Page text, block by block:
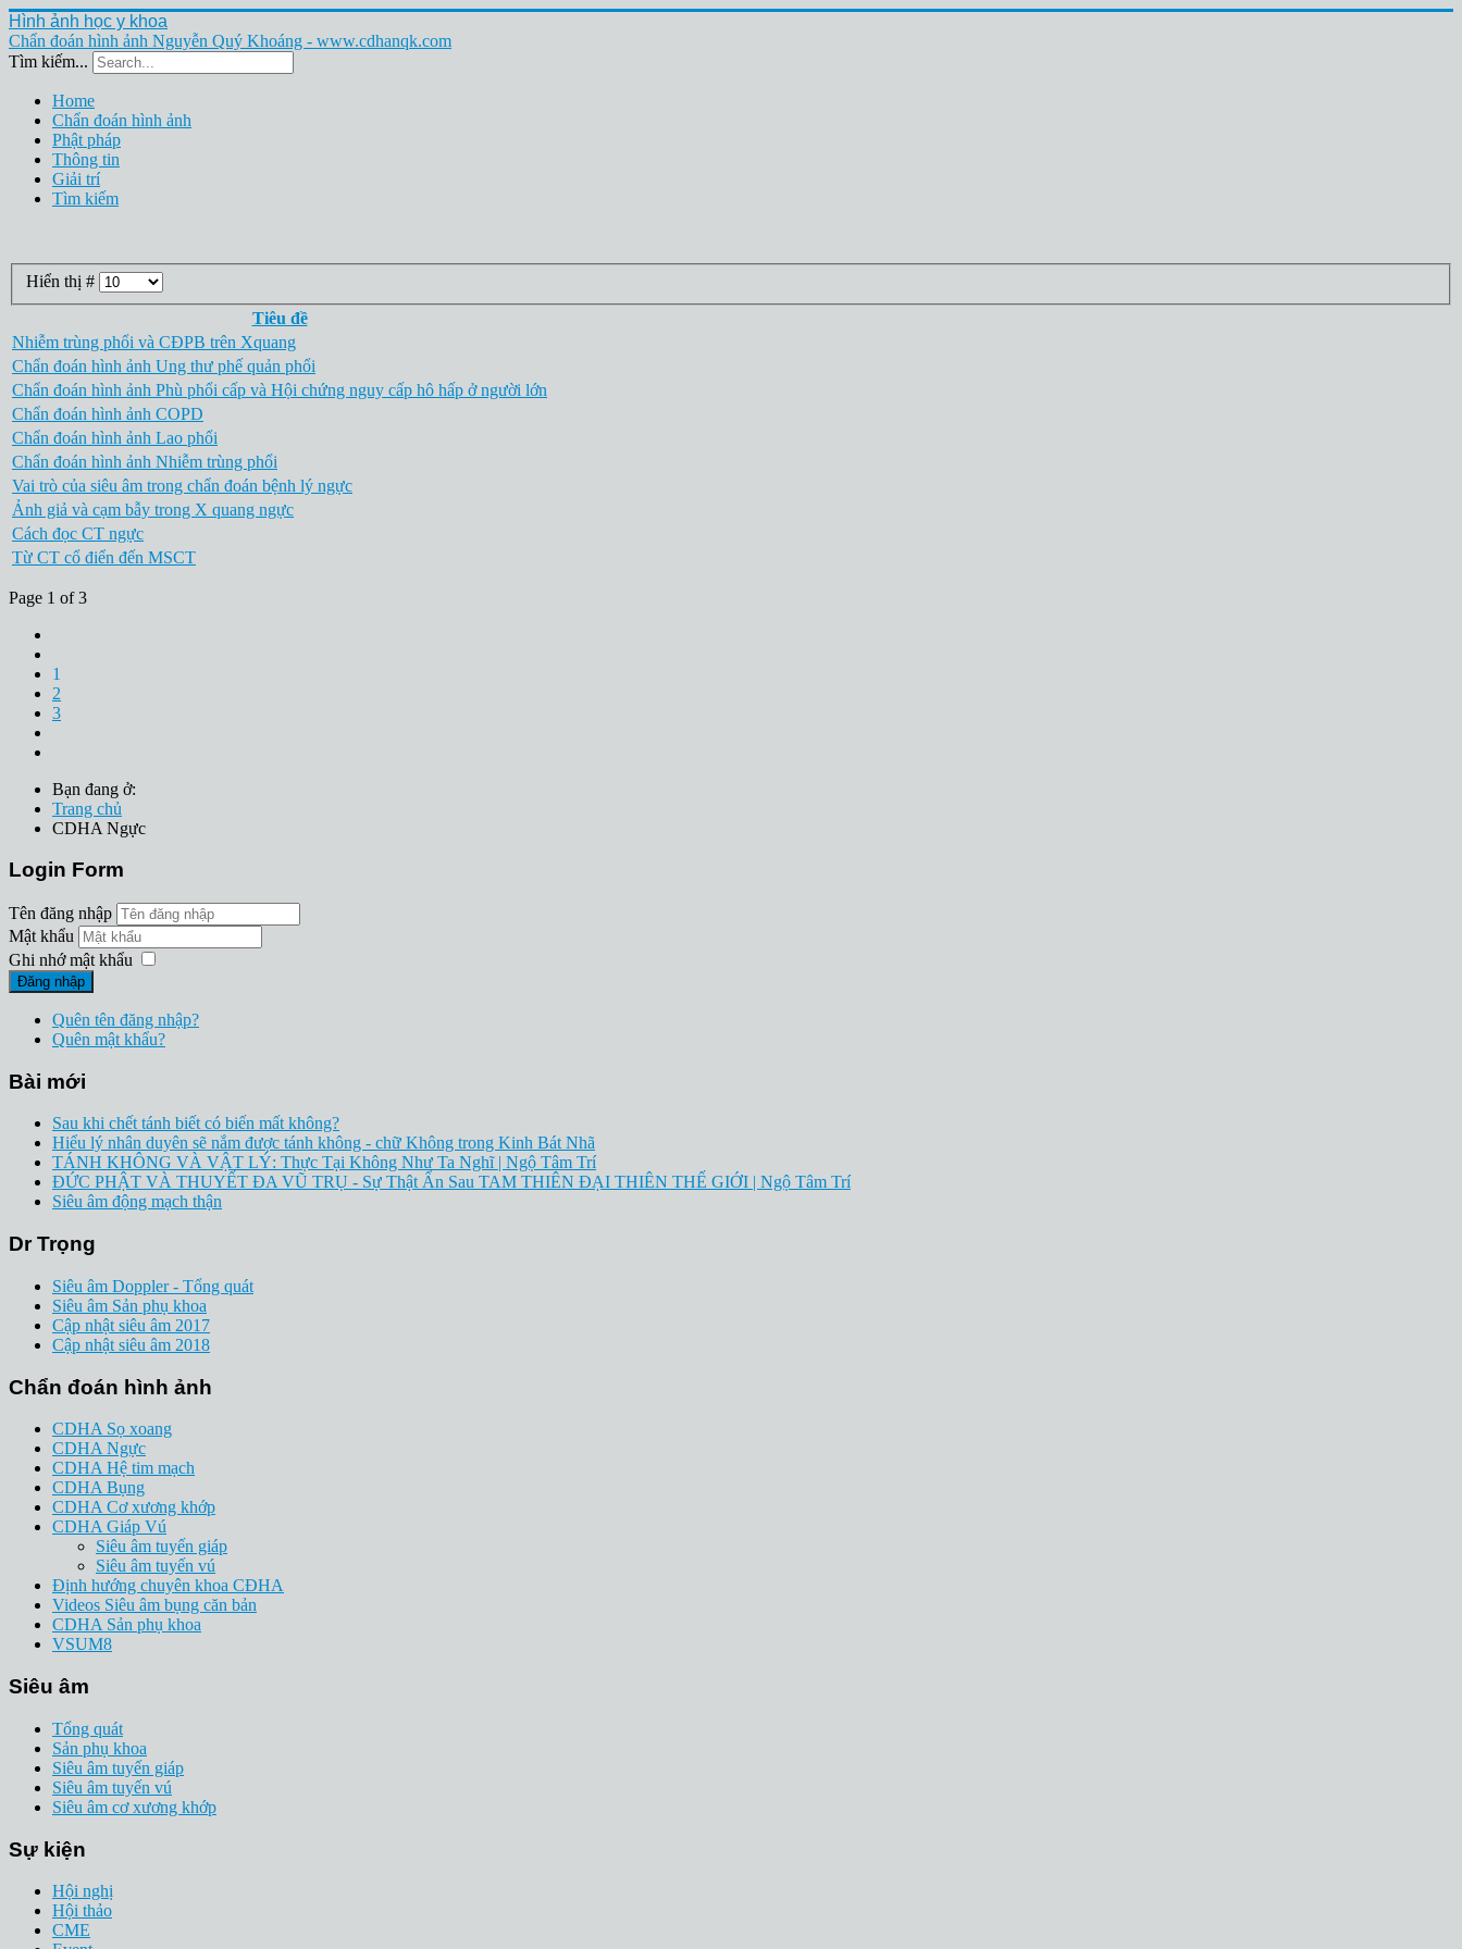
Hình ảnh học y khoa
Chẩn đoán hình ảnh Nguyễn Quý Khoáng - www.cdhanqk.com
Tìm kiếm...
Home
Chẩn đoán hình ảnh
Phật pháp
Thông tin
Giải trí
Tìm kiếm
Hiển thị #
Tiêu đề
Nhiễm trùng phổi và CĐPB trên Xquang
Chẩn đoán hình ảnh Ung thư phế quản phổi
Chẩn đoán hình ảnh Phù phổi cấp và Hội chứng nguy cấp hô hấp ở người lớn
Chẩn đoán hình ảnh COPD
Chẩn đoán hình ảnh Lao phổi
Chẩn đoán hình ảnh Nhiễm trùng phổi
Vai trò của siêu âm trong chẩn đoán bệnh lý ngực
Ảnh giả và cạm bẫy trong X quang ngực
Cách đọc CT ngực
Từ CT cổ điển đến MSCT
Page 1 of 3
1
2
3
Bạn đang ở:
Trang chủ
CDHA Ngực
Login Form
Tên đăng nhập
Mật khẩu
Ghi nhớ mật khẩu
Đăng nhập
Quên tên đăng nhập?
Quên mật khẩu?
Bài mới
Sau khi chết tánh biết có biến mất không?
Hiểu lý nhân duyên sẽ nắm được tánh không - chữ Không trong Kinh Bát Nhã
TÁNH KHÔNG VÀ VẬT LÝ: Thực Tại Không Như Ta Nghĩ | Ngộ Tâm Trí
ĐỨC PHẬT VÀ THUYẾT ĐA VŨ TRỤ - Sự Thật Ẩn Sau TAM THIÊN ĐẠI THIÊN THẾ GIỚI | Ngộ Tâm Trí
Siêu âm động mạch thận
Dr Trọng
Siêu âm Doppler - Tổng quát
Siêu âm Sản phụ khoa
Cập nhật siêu âm 2017
Cập nhật siêu âm 2018
Chẩn đoán hình ảnh
CDHA Sọ xoang
CDHA Ngực
CDHA Hệ tim mạch
CDHA Bụng
CDHA Cơ xương khớp
CDHA Giáp Vú
Siêu âm tuyến giáp
Siêu âm tuyến vú
Định hướng chuyên khoa CĐHA
Videos Siêu âm bụng căn bản
CDHA Sản phụ khoa
VSUM8
Siêu âm
Tổng quát
Sản phụ khoa
Siêu âm tuyến giáp
Siêu âm tuyến vú
Siêu âm cơ xương khớp
Sự kiện
Hội nghị
Hội thảo
CME